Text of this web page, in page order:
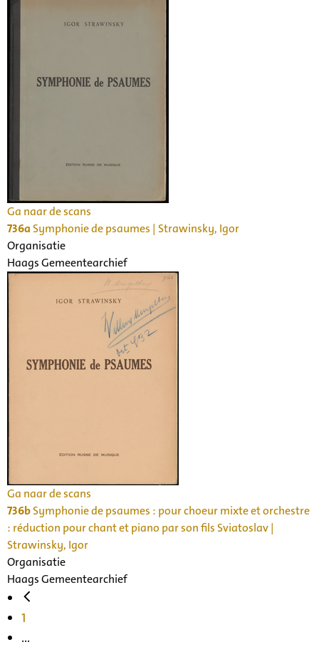
Ga naar de scans
736a Symphonie de psaumes | Strawinsky, Igor
Organisatie
Haags Gemeentearchief
Ga naar de scans
736bSymphonie de psaumes : pour choeur mixte et orchestre
: réduction pour chant et piano par son fils Sviatoslav |
Strawinsky, Igor
Organisatie
Haags Gemeentearchief
1
...